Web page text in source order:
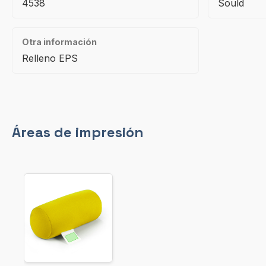
4538 Sould
Otra información
Relleno EPS
Áreas de impresión